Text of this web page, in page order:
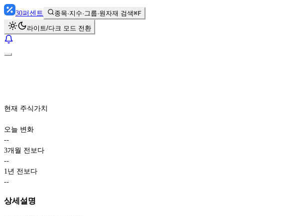
30퍼센트 종목·지수·그룹·원자재 검색⌘F
라이트/다크 모드 전환
현재 주식가치
오늘 변화
--
3개월 전보다
--
1년 전보다
--
상세설명